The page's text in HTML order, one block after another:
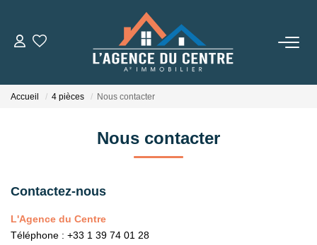
VENTES
CONSEILS
Accueil 4 pièces Nous contacter
Nous contacter
Contactez-nous
L'Agence du Centre
Téléphone : +33 1 39 74 01 28